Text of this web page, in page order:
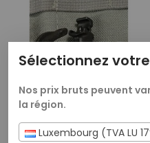
Sélectionnez
Nos prix bruts peuvent
la région.
Luxembourg (TVA LU